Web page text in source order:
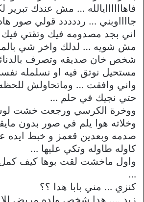
فاهاااااايالله … مش عندك
جااااوبني … رددددد قولي صور
اني بجد مصدومه فيك وتقتي فيك
مش شويه … لدلك واخر شي
شخص خان صديقه وتصرف
مستحيل نوتق فيه او نسلمله
واني وافقت … وماتحاولش للحظه
حتي نجيك في حلم …
ووخرة الكرسي ورجعت خشت
وخلاته هوا يلم في صور بدون
صدمه وبعدين قعمز و خبط ايده
كاوله طاوله وتكي عليها …
واول ماخشت لقت بوها كيف كمل
…
كنزي … مني بابا هدا ؟؟
زيد …. هدا شخص ولده مريض